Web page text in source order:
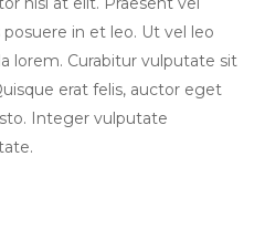
in et leo. Ut vel leo
lorem. Curabitur vulputate sit
erat felis, auctor eget
Integer vulputate